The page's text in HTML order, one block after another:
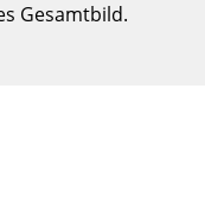
Gesamtbild.